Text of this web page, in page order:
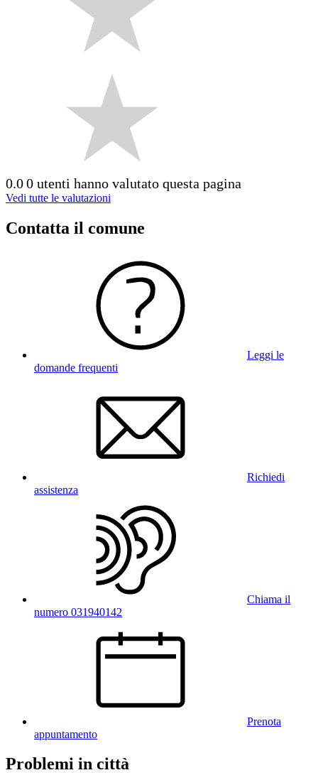
0.00 utenti hanno valutato questa pagina
Vedi tutte le valutazioni
Contatta il comune
Leggi le
domande frequenti
Richiedi
assistenza
Chiama il
numero 031940142
Prenota
appuntamento
Problemi in città